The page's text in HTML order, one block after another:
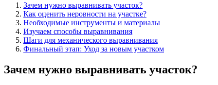
Зачем нужно выравнивать участок?
Как оценить неровности на участке?
Необходимые инструменты и материалы
Изучаем способы выравнивания
Шаги для механического выравнивания
Финальный этап: Уход за новым участком
Зачем нужно выравнивать участок?